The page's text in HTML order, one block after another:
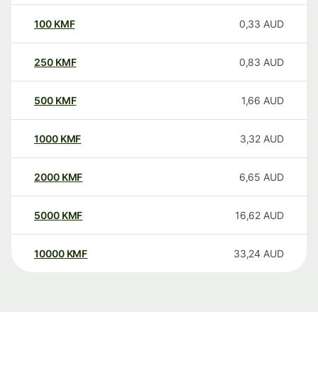
100 KMF 0,33 AUD
250 KMF 0,83 AUD
500 KMF 1,66 AUD
1000 KMF 3,32 AUD
2000 KMF 6,65 AUD
5000 KMF 16,62 AUD
10000 KMF 33,24 AUD